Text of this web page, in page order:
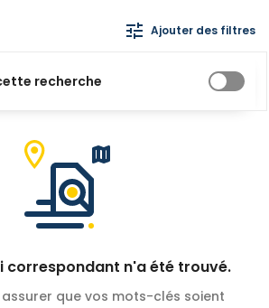
Ajouter des filtres
recherche
correspondant n'a été trouvé.
que vos mots-clés soient